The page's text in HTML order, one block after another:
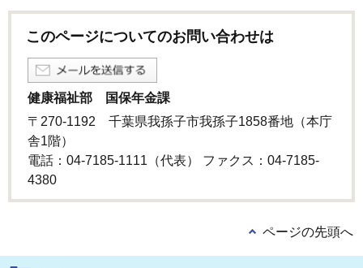
このページについてのお問い合わせは
健康福祉部 国保年金課
〒270-1192 千葉県我孫子市我孫子1858番地（本庁
舎1階）
電話：04-7185-1111（代表） ファクス：04-7185-
4380
ページの先頭へ